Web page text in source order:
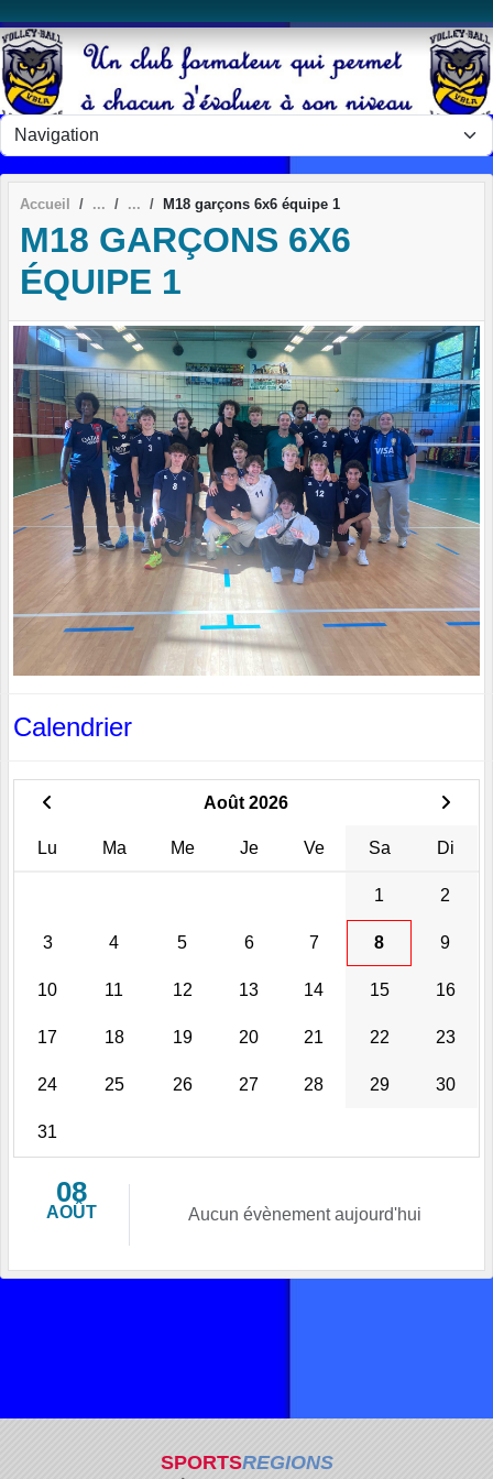
Accueil M18 garçons 6x6 équipe 1
M18 GARÇONS 6X6
ÉQUIPE 1
Calendrier
Août 2026
Lu Ma Me Je Ve Sa Di
1 2
3 4 5 6 7 8 9
10 11 12 13 14 15 16
17 18 19 20 21 22 23
24 25 26 27 28 29 30
31
08
AOÛT Aucun évènement aujourd'hui
SPORTSREGIONS